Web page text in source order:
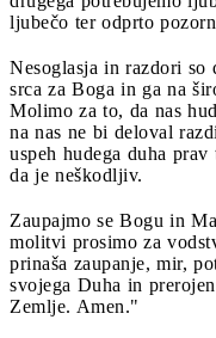
ljubečo ter odprto
Nesoglasja in razdori so
srca za Boga in ga na
Molimo za to, da nas
na nas ne bi deloval
uspeh hudega duha
da je neškodljiv.
Zaupajmo se Bogu in
molitvi prosimo za
prinaša zaupanje, mir,
svojega Duha in
Zemlje. Amen."